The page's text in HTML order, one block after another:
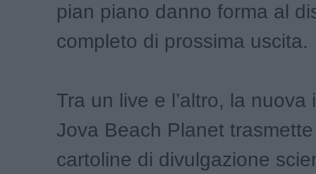
pian piano danno forma al
completo di prossima uscita.
Tra un live e l’altro, la nuova
Jova Beach Planet
cartoline di divulgazione